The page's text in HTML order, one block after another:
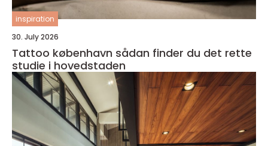
inspiration
30. July 2026
Tattoo københavn sådan finder du det rette
studie i hovedstaden